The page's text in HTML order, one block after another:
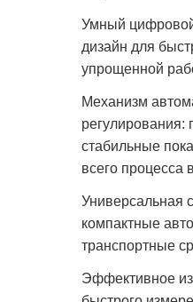
Умный
дизайн для
упрощенной
Механизм
регулирования:
стабильные
всего процесса
Универсальная
компактные
транспортные
Эффективное